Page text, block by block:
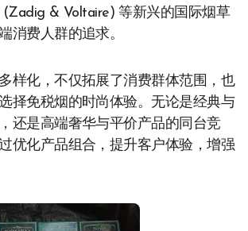
& Voltaire) 等新兴的国际烟草
消费人群的追求。
样化，不仅拓展了消费群体范围，也
择免税烟的时尚体验。无论是经典与
还是高端奢华与平价产品的同台竞
优化产品组合，提升客户体验，增强